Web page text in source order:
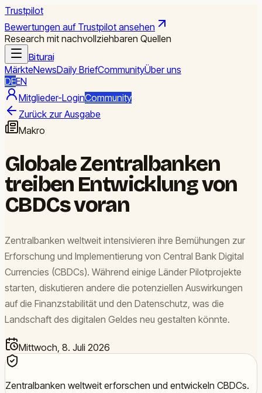
Trustpilot
Bewertungen auf Trustpilot ansehen
Research mit nachvollziehbaren Quellen
Biturai
MärkteNewsDaily BriefCommunityÜber uns
DEEN
Mitglieder-LoginCommunity
Zurück zur Ausgabe
Makro
Globale Zentralbanken
treiben Entwicklung von
CBDCs voran
Zentralbanken weltweit intensivieren ihre Bemühungen zur
Erforschung und Implementierung von Central Bank Digital
Currencies (CBDCs). Während einige Länder Pilotprojekte
starten, diskutieren andere die potenziellen Auswirkungen
auf die Finanzstabilität und den Datenschutz, was die
Landschaft des digitalen Geldes neu gestalten könnte.
Mittwoch, 8. Juli 2026
Zentralbanken weltweit erforschen und entwickeln CBDCs.